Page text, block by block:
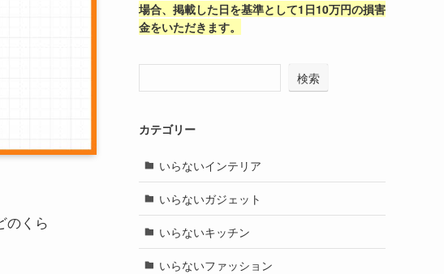
のくら
場合、掲載した日を基準として1日10万円の損害
金をいただきます。
検索
カテゴリー
いらないインテリア
いらないガジェット
いらないキッチン
いらないファッション